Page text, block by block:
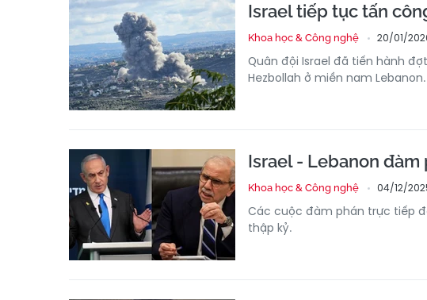
Israel tiếp tục tấn
Khoa học & Công nghệ 20/01/
Quân đội Israel đã tiến hành
Hezbollah ở miền nam Lebanon.
Israel - Lebanon
Khoa học & Công nghệ 04/12/
Các cuộc đàm phán trực tiếp
thập kỷ.